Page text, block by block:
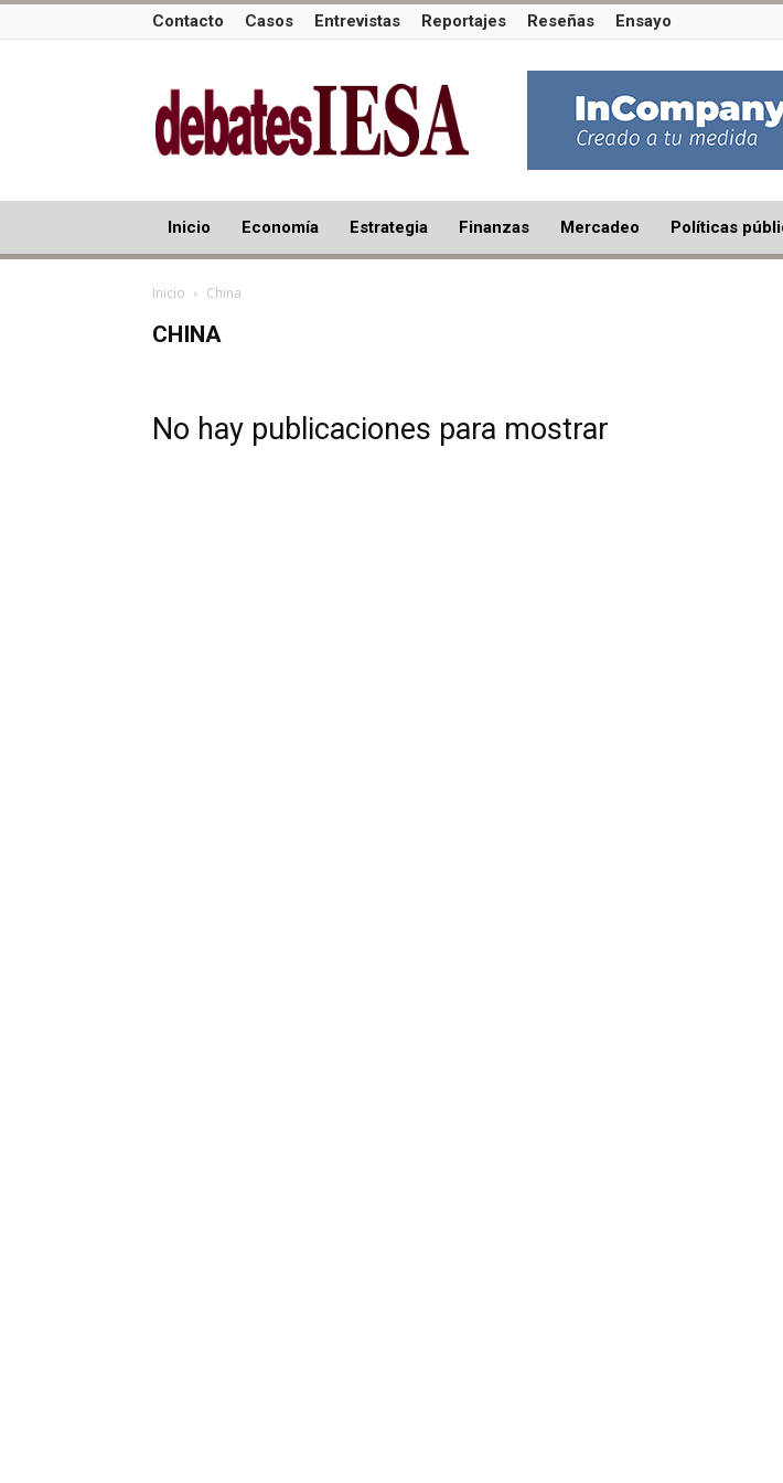
Contacto Casos Entrevistas Reportajes Reseñas Ensayo
Inicio Economía Estrategia Finanzas Mercadeo Políticas
Inicio China
CHINA
No hay publicaciones para mostrar